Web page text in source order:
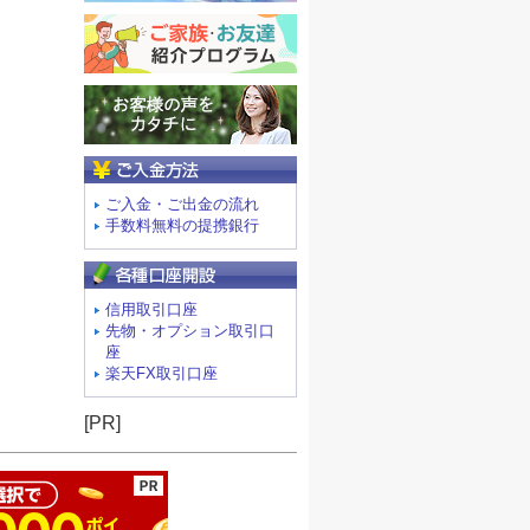
ご入金・ご出金の流れ
手数料無料の提携銀行
信用取引口座
先物・オプション取引口
座
楽天FX取引口座
[PR]